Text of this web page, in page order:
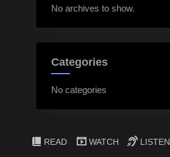
No archives to show.
Categories
No categories
READ WATCH LISTEN